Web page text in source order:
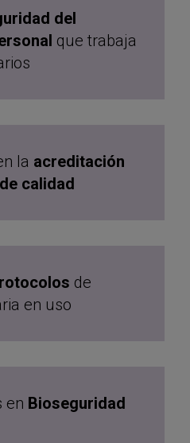
del
que trabaja
la acreditación
calidad
de
en uso
en Bioseguridad